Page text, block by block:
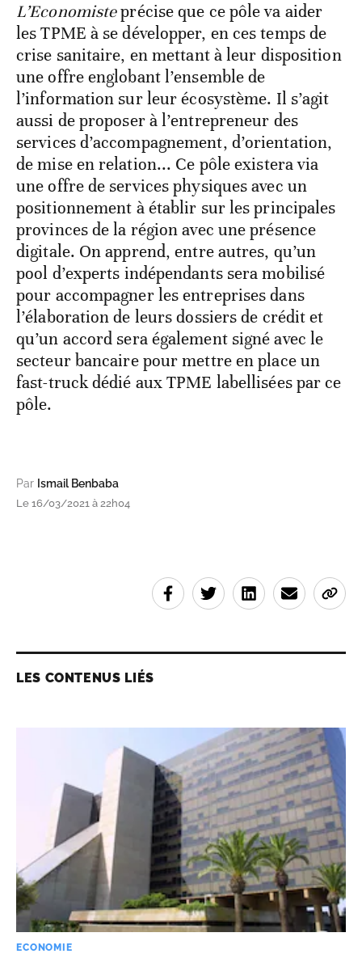
L’Economisteprécise que ce pôle va aider
les TPME à se développer, en ces temps de
crise sanitaire, en mettant à leur disposition
une offre englobant l’ensemble de
l’information sur leur écosystème. Il s’agit
aussi de proposer à l’entrepreneur des
services d’accompagnement, d’orientation,
de mise en relation... Ce pôle existera via
une offre de services physiques avec un
positionnement à établir sur les principales
provinces de la région avec une présence
digitale. On apprend, entre autres, qu’un
pool d’experts indépendants sera mobilisé
pour accompagner les entreprises dans
l’élaboration de leurs dossiers de crédit et
qu’un accord sera également signé avec le
secteur bancaire pour mettre en place un
fast-truck dédié aux TPME labellisées par ce
pôle.
Par Ismail Benbaba
Le 16/03/2021 à 22h04
LES CONTENUS LIÉS
ECONOMIE